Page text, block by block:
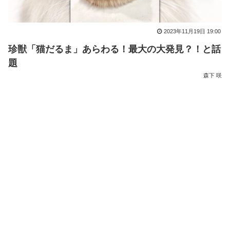
珍獣「猫だるま」あらわる！最大の大発見？！と話
題
2023年11月19日 19:00
森下 咲